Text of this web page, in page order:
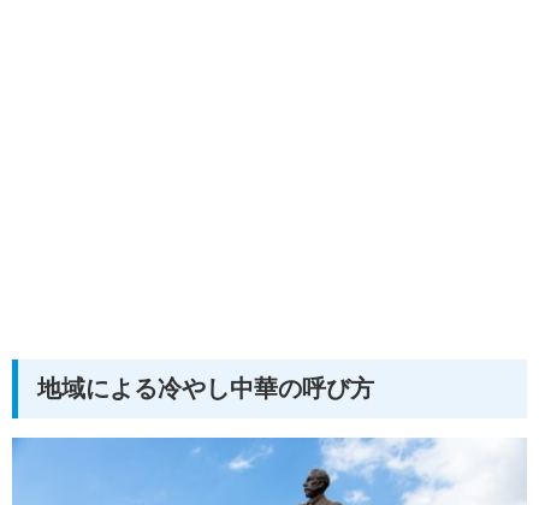
地域による冷やし中華の呼び方